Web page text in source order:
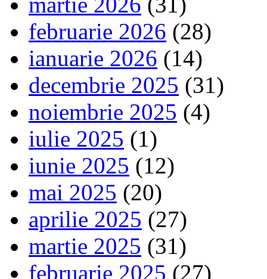
februarie 2026 (28)
ianuarie 2026 (14)
decembrie 2025 (31)
noiembrie 2025 (4)
iulie 2025 (1)
iunie 2025 (12)
mai 2025 (20)
aprilie 2025 (27)
martie 2025 (31)
februarie 2025 (27)